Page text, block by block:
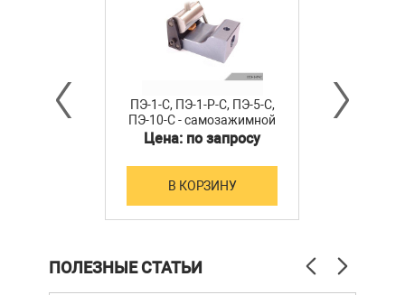
ПЭ-1-С, ПЭ-1-Р-С, ПЭ-5-С,
ПЭ-10-С - самозажимной
захват с эксцентриком
Цена: по запросу
В КОРЗИНУ
ПОЛЕЗНЫЕ СТАТЬИ